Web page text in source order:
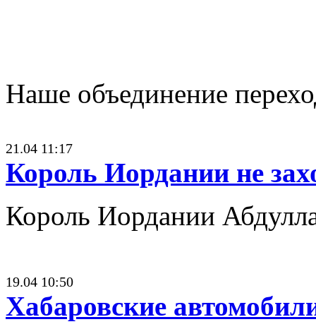
Наше объединение
21.04 11:17
Король Иордании не
Король Иордании
19.04 10:50
Хабаровские